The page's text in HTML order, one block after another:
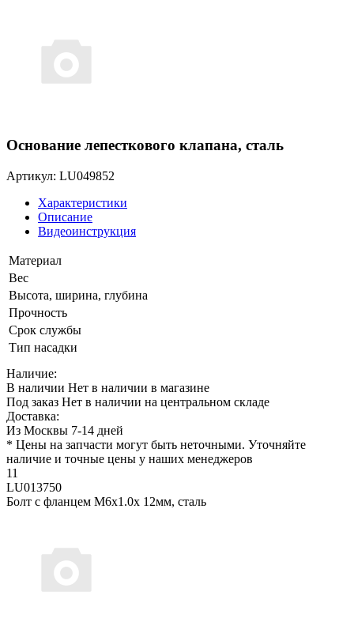
Основание лепесткового клапана, сталь
Артикул: LU049852
Характеристики
Описание
Видеоинструкция
Материал
Вес
Высота, ширина, глубина
Прочность
Срок службы
Тип насадки
Наличие:
В наличии Нет в наличии в магазине
Под заказ Нет в наличии на центральном складе
Доставка:
Из Москвы 7-14 дней
* Цены на запчасти могут быть неточными. Уточняйте
наличие и точные цены у наших менеджеров
11
LU013750
Болт с фланцем M6x1.0x 12мм, сталь